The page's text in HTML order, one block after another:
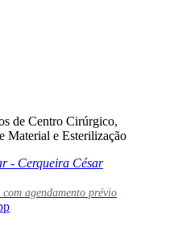
de Centro Cirúrgico,
Material e Esterilização
- Cerqueira César
agendamento prévio